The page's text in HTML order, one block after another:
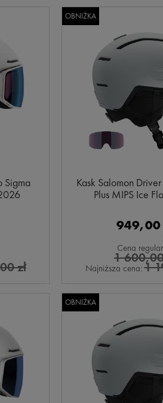
Sigma
zł
Kask Salomon
Plus MIPS Ice
949,00
Cena
1
Najniższa cena:1
OBNIŻKA
OBNIŻKA